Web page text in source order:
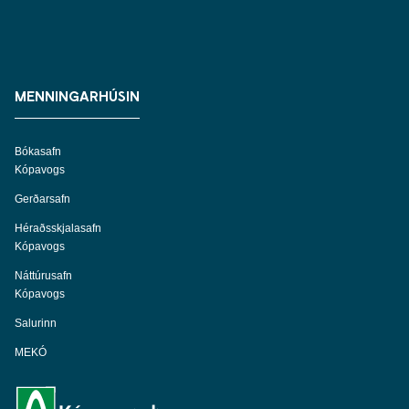
MENNINGARHÚSIN
Bókasafn
Kópavogs
Gerðarsafn
Héraðsskjalasafn
Kópavogs
Náttúrusafn
Kópavogs
Salurinn
MEKÓ